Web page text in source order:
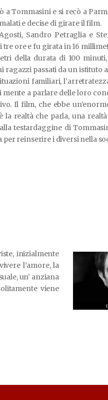
Tommasini e si recò a
e decise di girare il film.
Sandro Petraglia e
tre ore e fu girata in 16
della durata di 100
passati da un istituto
familiari,
a parlare delle loro
Il film, che ebbe
realtà che parla, una
testardaggine di
reinserire i diversi nella
inizialmente
l’amore, la
un’ anziana
viene